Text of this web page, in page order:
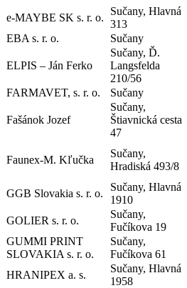
e-MAYBE SK s. r. o.
Sučany, Hlavná
313
EBA s. r. o.
Sučany
ELPIS – Ján Ferko
Sučany, Ď.
Langsfelda
210/56
FARMAVET, s. r. o. Sučany
Fašánok Jozef
Sučany,
Štiavnická cesta
47
Faunex-M. Kľučka
Sučany,
Hradiská 493/8
GGB Slovakia s. r. o.
Sučany, Hlavná
1910
GOLIER s. r. o.
Sučany,
Fučíkova 19
GUMMI PRINT
SLOVAKIA s. r. o.
Sučany,
Fučíkova 61
HRANIPEX a. s.
Sučany, Hlavná
1958